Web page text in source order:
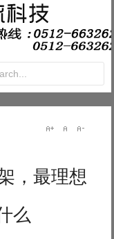
，最理想
么